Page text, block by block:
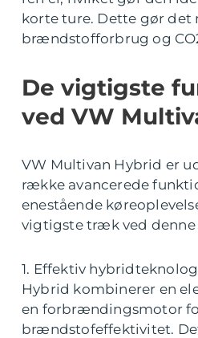
korte ture. Dette gør
brændstofforbrug og
De vigtigste
ved VW
VW Multivan Hybrid er
række avancerede
enestående
vigtigste træk ved
1. Effektiv
Hybrid kombinerer en
en forbrændingsmotor
brændstofeffektivitet.